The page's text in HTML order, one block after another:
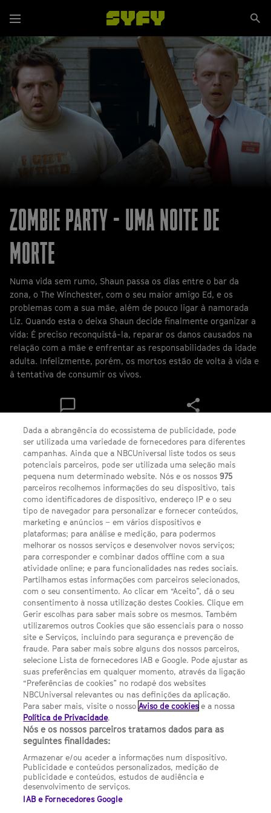
para
conteúdo
principal
Menu
ZOMBIE PARTY - UMA NOITE DE
MORTE
Numa vida sem rumo, Shaun passa os dias entre o bar da
zona, o The Winchester, com o seu maior amigo Ed, e os
problemas com a sua mãe, além de pouco ligar à namorada
Liz. Quando esta o deixa Shaun decide finalmente organizar a
vida: É preciso reconquistá-la, reparar os danos causados na
relação com a mãe e enfrentar as responsabilidades da idade
adulta. Infelizmente, porém, os mortos estão de volta à vida e
à tentativa de consumir os vivos.
comentários
SEGUE-NOS
FACEBOOK
TWITTER
YOUTUBEINSTAGRAM
LINKS ÚTEIS
Escolhas de Anúncios
Política de privacidade
Sobre nós
Termos E Condições
Preferências de cookies
FILMES
UMA DIVISÃO DA NBCUNIVERSAL
Contact us by email: contact.SYFYPortugal@ncbuni.com
NBC Universal Global Networks España S.L.U. is wholly owned
by Universal Studios International BV
NBC Universal Global Networks, S.L.U. Paseo de la Castellana,
95. Planta 10 Edificio Torre Europa 28046 Madrid B-82227893
SYFY Portugal is subject to Spanish jurisdiction and regulated
Dada a abrangência do ecossistema de publicidade, pode
ser utilizada uma variedade de fornecedores para diferentes
campanhas. Ainda que a NBCUniversal liste todos os seus
potenciais parceiros, pode ser utilizada uma seleção mais
pequena num determinado website. Nós e os nossos975
parceiros recolhemos informações do seu dispositivo, tais
como identificadores de dispositivo, endereço IP e o seu
tipo de navegador para personalizar e fornecer conteúdos,
marketing e anúncios – em vários dispositivos e
plataformas; para análise e medição, para podermos
melhorar os nossos serviços e desenvolver novos serviços;
para corresponder e combinar dados offline com a sua
atividade online; e para funcionalidades nas redes sociais.
Partilhamos estas informações com parceiros selecionados,
com o seu consentimento. Ao clicar em “Aceito”, dá o seu
consentimento à nossa utilização destes Cookies. Clique em
Gerir escolhas para saber mais sobre os mesmos. Também
utilizaremos outros Cookies que são essenciais para o nosso
site e Serviços, incluindo para segurança e prevenção de
fraude. Para saber mais sobre alguns dos nossos parceiros,
selecione Lista de fornecedores IAB e Google. Pode ajustar as
suas preferências em qualquer momento, através da ligação
“Preferências de cookies” no rodapé dos websites
NBCUniversal relevantes ou nas definições da aplicação.
Para saber mais, visite o nossoAviso de cookies e a nossa
Política de Privacidade.
Nós e os nossos parceiros tratamos dados para as
seguintes finalidades:
Armazenar e/ou aceder a informações num dispositivo.
Publicidade e conteúdos personalizados, medição de
publicidade e conteúdos, estudos de audiência e
desenvolvimento de serviços.
IAB e Fornecedores Google